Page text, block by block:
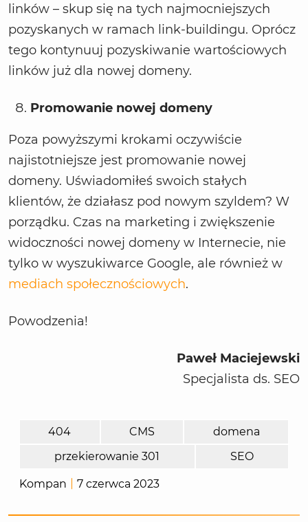
linków – skup się na tych najmocniejszych
pozyskanych w ramach link-buildingu. Oprócz
tego kontynuuj pozyskiwanie wartościowych
linków już dla nowej domeny.
Promowanie nowej domeny
Poza powyższymi krokami oczywiście
najistotniejsze jest promowanie nowej
domeny. Uświadomiłeś swoich stałych
klientów, że działasz pod nowym szyldem? W
porządku. Czas na marketing i zwiększenie
widoczności nowej domeny w Internecie, nie
tylko w wyszukiwarce Google, ale również w
mediach społecznościowych.
Powodzenia!
Paweł Maciejewski
Specjalista ds. SEO
404 CMS
domena
przekierowanie 301
SEO
Kompan 7 czerwca 2023